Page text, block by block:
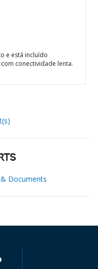
e está incluído
conectividade lenta.
Documents